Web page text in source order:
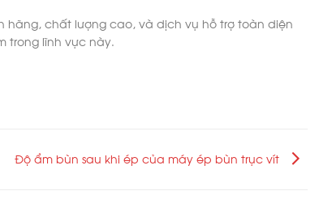
hãng, chất lượng cao, và dịch vụ hỗ trợ toàn diện
trong lĩnh vực này.
Độ ẩm bùn sau khi ép của máy ép bùn trục vít